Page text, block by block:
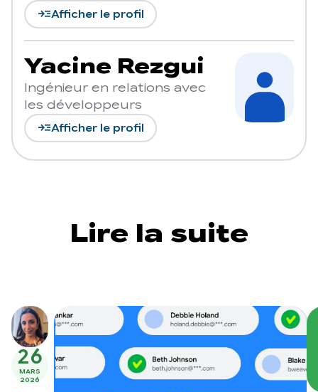
read_moreAfficher le profil
Yacine Rezgui
Ingénieur en relations avec
les développeurs
read_moreAfficher le profil
Lire la suite
26
MARS
2026